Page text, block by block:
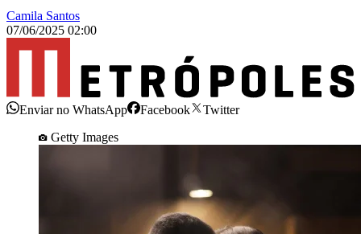
Camila Santos
07/06/2025 02:00
Enviar no WhatsApp Facebook
Twitter
Getty Images